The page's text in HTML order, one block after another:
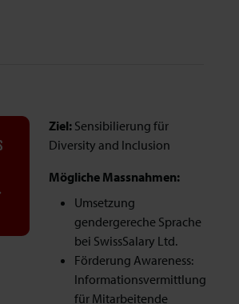
Ziel:Sensibilierung für
Diversity and Inclusion
Mögliche Massnahmen:
Umsetzung
gendergereche Sprache
bei SwissSalary Ltd.
Förderung Awareness:
Informationsvermittlung
für Mitarbeitende